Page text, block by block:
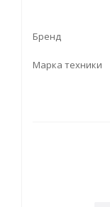
Бренд
Марка техники